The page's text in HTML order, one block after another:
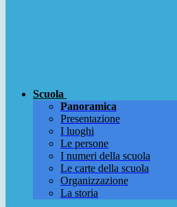
Scuola
Panoramica
Presentazione
I luoghi
Le persone
I numeri della scuola
Le carte della scuola
Organizzazione
La storia